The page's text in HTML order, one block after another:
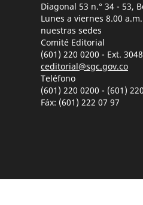
Diagonal 53 n.° 34 - 53,
Lunes a viernes 8.00
nuestras sedes
Comité Editorial
(601) 220 0200 - Ext.
ceditorial@sgc.gov.co
Teléfono
(601) 220 0200 - (601)
Fáx: (601) 222 07 97